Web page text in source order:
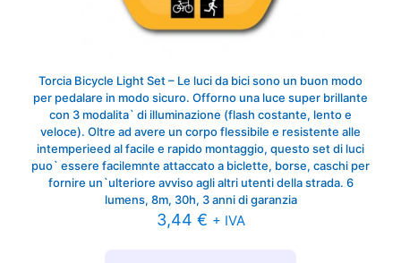
Torcia Bicycle Light Set – Le luci da bici sono un buon modo
per pedalare in modo sicuro. Offorno una luce super brillante
con 3 modalita` di illuminazione (flash costante, lento e
veloce). Oltre ad avere un corpo flessibile e resistente alle
intemperieed al facile e rapido montaggio, questo set di luci
puo` essere facilemnte attaccato a biclette, borse, caschi per
fornire un`ulteriore avviso agli altri utenti della strada. 6
lumens, 8m, 30h, 3 anni di garanzia
3,44 € + IVA